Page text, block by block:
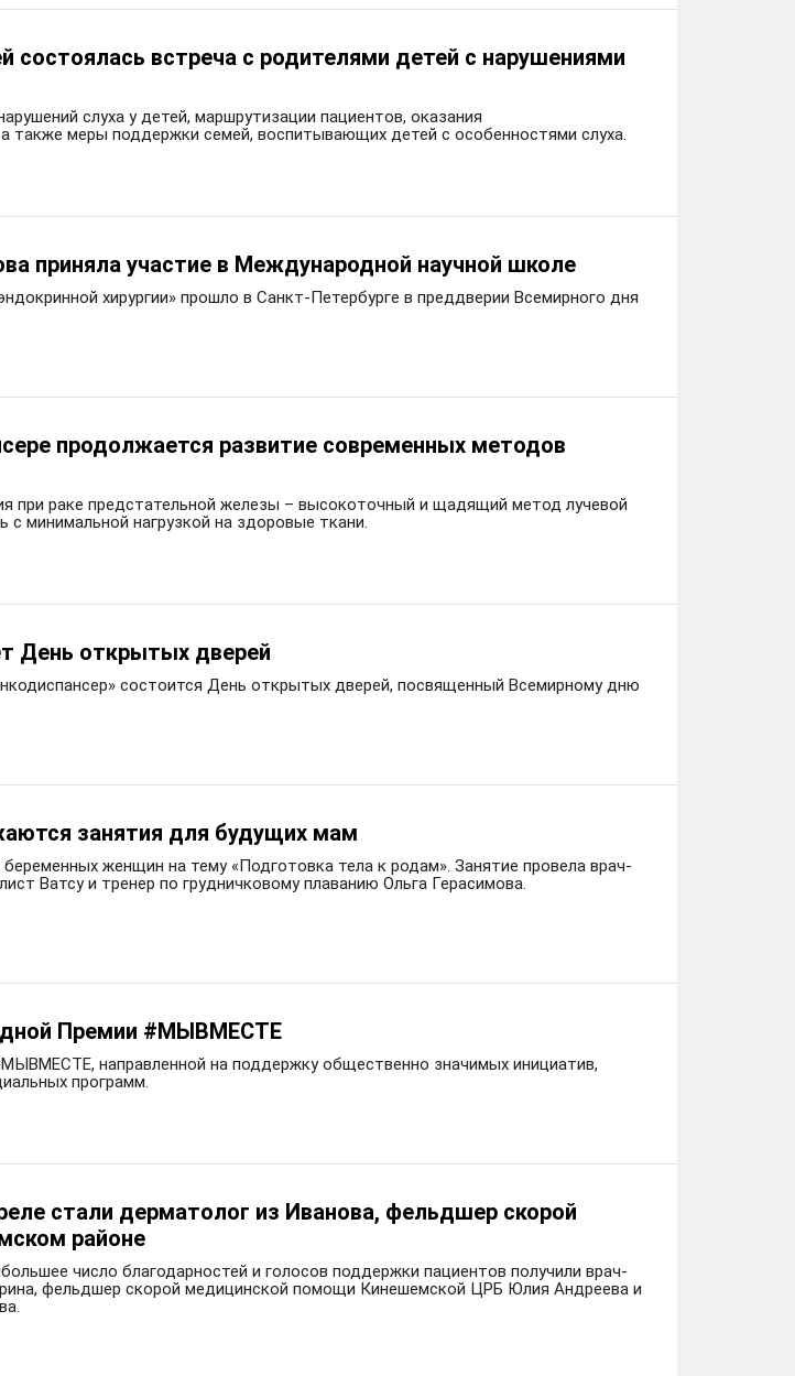
встреча с родителями детей с нарушениями
слуха у детей, маршрутизации пациентов, оказания
также меры поддержки семей, воспитывающих детей с особенностями слуха.
приняла участие в Международной научной школе
хирургии» прошло в Санкт-Петербурге в преддверии Всемирного дня
продолжается развитие современных методов
при раке предстательной железы – высокоточный и щадящий метод лучевой
минимальной нагрузкой на здоровые ткани.
День открытых дверей
состоится День открытых дверей, посвященный Всемирному дню
занятия для будущих мам
женщин на тему «Подготовка тела к родам». Занятие провела врач-
Ватсу и тренер по грудничковому плаванию Ольга Герасимова.
Премии #МЫВМЕСТЕ
направленной на поддержку общественно значимых инициатив,
программ.
стали дерматолог из Иванова, фельдшер скорой
районе
число благодарностей и голосов поддержки пациентов получили врач-
фельдшер скорой медицинской помощи Кинешемской ЦРБ Юлия Андреева и